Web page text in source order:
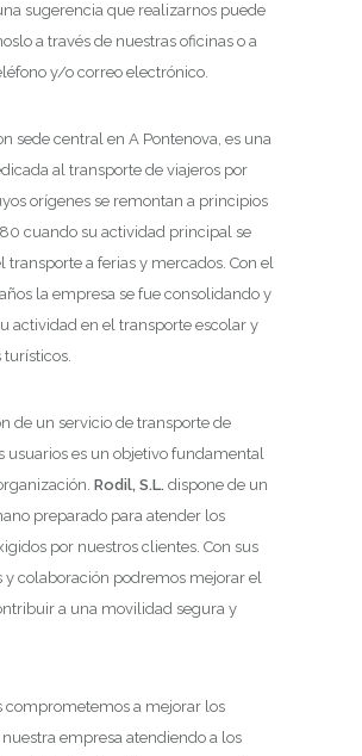
sugerencia que realizarnos puede
a través de nuestras oficinas o a
y/o correo electrónico.
sede central en A Pontenova, es una
al transporte de viajeros por
orígenes se remontan a principios
cuando su actividad principal se
transporte a ferias y mercados. Con el
la empresa se fue consolidando y
actividad en el transporte escolar y
turísticos.
de un servicio de transporte de
usuarios es un objetivo fundamental
Rodil, S.L. dispone de un
preparado para atender los
por nuestros clientes. Con sus
y colaboración podremos mejorar el
a una movilidad segura y
comprometemos a mejorar los
nuestra empresa atendiendo a los